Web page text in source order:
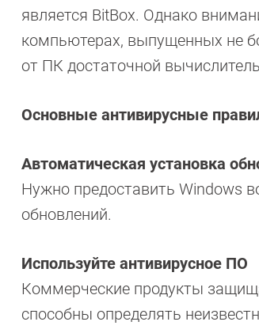
является BitBox. Однако
компьютерах, выпущенных не
от ПК достаточной
Основные антивирусные
Автоматическая установка
Нужно предоставить Windows
обновлений.
Используйте антивирусное ПО
Коммерческие продукты
способны определять